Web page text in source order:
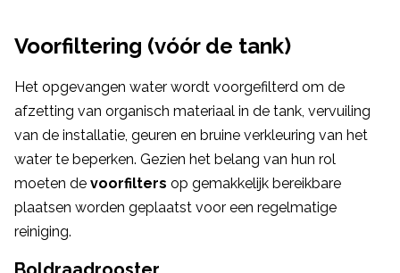
Voorfiltering (vóór de tank)
Het opgevangen water wordt voorgefilterd om de
afzetting van organisch materiaal in de tank, vervuiling
van de installatie, geuren en bruine verkleuring van het
water te beperken. Gezien het belang van hun rol
moeten de voorfilters op gemakkelijk bereikbare
plaatsen worden geplaatst voor een regelmatige
reiniging.